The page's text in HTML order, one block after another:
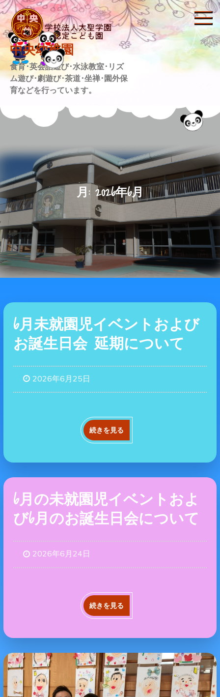
Skip
to
content
中央幼稚園
食育･英会話遊び･水泳教室･リズ
ム遊び･劇遊び･茶道･坐禅･園外保
育などを行っています。
月: 2026年6月
6月未就園児イベントおよび
お誕生日会 延期について
2026年6月25日
続きを見る
6月の未就園児イベントおよ
び6月のお誕生日会について
2026年6月24日
続きを見る